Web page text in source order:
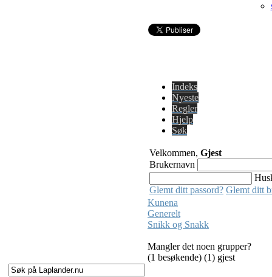
Indeks
Nyeste
Regler
Hjelp
Søk
Velkommen, Gjest
Brukernavn
Glemt ditt passord? Glemt ditt
Kunena
Generelt
Snikk og Snakk
Mangler det noen grupper?
(1 besøkende) (1) gjest